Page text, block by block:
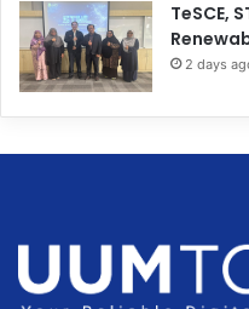
TeSCE,
2 days